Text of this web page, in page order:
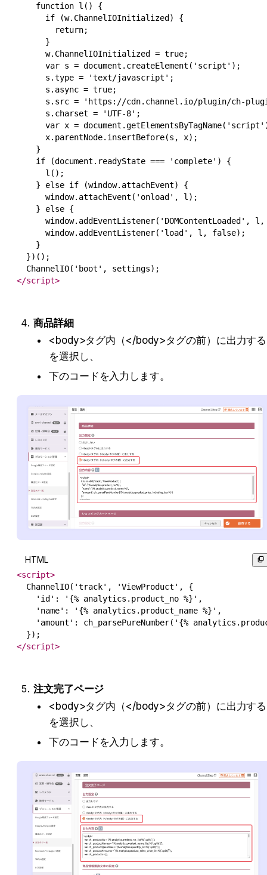
    function l() {
      if (w.ChannelIOInitialized) {
        return;
      }
      w.ChannelIOInitialized = true;
      var s = document.createElement('script');
      s.type = 'text/javascript';
      s.async = true;
s.src = 'https://cdn.channel.io/plugin/ch-
      s.charset = 'UTF-8';
var x =
      x.parentNode.insertBefore(s, x);
    }
    if (document.readyState === 'complete') {
      l();
    } else if (window.attachEvent) {
      window.attachEvent('onload', l);
    } else {
window.addEventListener('DOMContentLoaded', l,
      window.addEventListener('load', l, false);
    }
  })();
</script>
商品詳細
<body>タグ内（</body>タグの前）に出力する
を選択し、
下のコードを入力します。
HTML
<script>
  ChannelIO('track', 'ViewProduct', {
    'id': '{% analytics.product_no %}',
    'name': '{% analytics.product_name %}',
'amount': ch_parsePureNumber('{%
</script>
注文完了ページ
<body>タグ内（</body>タグの前）に出力する
を選択し、
下のコードを入力します。